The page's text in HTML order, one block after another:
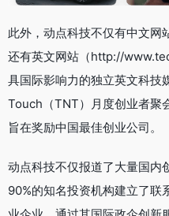
此外，动点科技不仅有中文
还有英文网站（http://
具国际影响力的独立英文科
Touch（TNT）月度创业者聚
旨在奖励中国最佳创业公司。
动点科技不仅报道了大量国内
90%的知名投资机构建立了